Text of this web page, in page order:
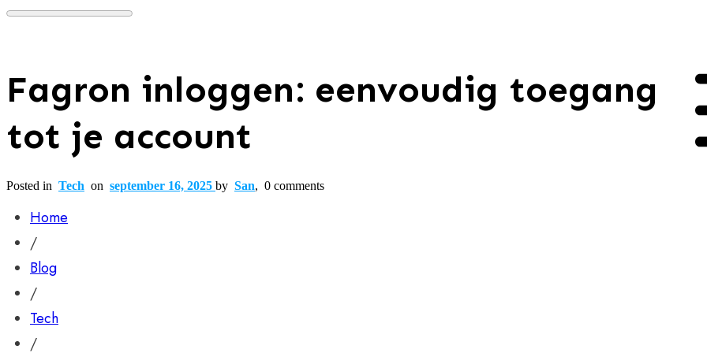
Fagron inloggen: eenvoudig toegang
tot je account
Posted in Tech on september 16, 2025 by San, 0 comments
Home
/
Blog
/
Tech
/